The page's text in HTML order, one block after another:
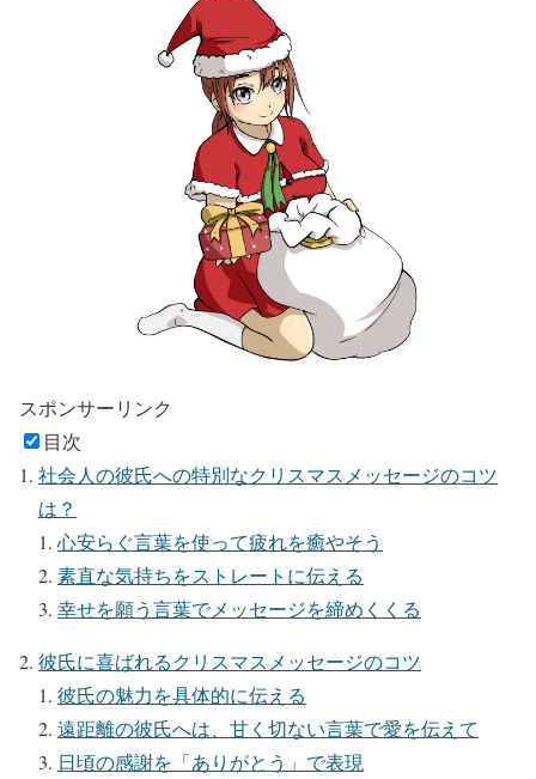
スポンサーリンク
目次
社会人の彼氏への特別なクリスマスメッセージのコツ
は？
心安らぐ言葉を使って疲れを癒やそう
素直な気持ちをストレートに伝える
幸せを願う言葉でメッセージを締めくくる
彼氏に喜ばれるクリスマスメッセージのコツ
彼氏の魅力を具体的に伝える
遠距離の彼氏へは、甘く切ない言葉で愛を伝えて
日頃の感謝を「ありがとう」で表現